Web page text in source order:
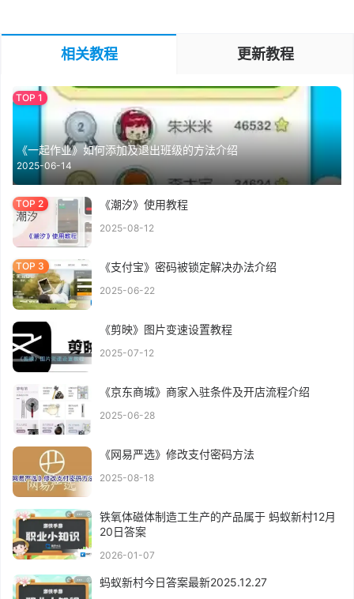
相关教程 更新教程
《一起作业》如何添加及退出班级的方法介绍
2025-06-14
《潮汐》使用教程
2025-08-12
《支付宝》密码被锁定解决办法介绍
2025-06-22
《剪映》图片变速设置教程
2025-07-12
《京东商城》商家入驻条件及开店流程介绍
2025-06-28
《网易严选》修改支付密码方法
2025-08-18
铁氧体磁体制造工生产的产品属于 蚂蚁新村12月
20日答案
2026-01-07
蚂蚁新村今日答案最新2025.12.27